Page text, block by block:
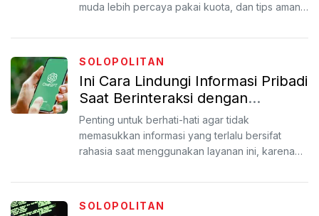
muda lebih percaya pakai kuota, dan tips aman
SOLOPOLITAN
Ini Cara Lindungi Informasi Pribadi
Saat Berinteraksi dengan
ChatGPT
Penting untuk berhati-hati agar tidak
memasukkan informasi yang terlalu bersifat
rahasia saat menggunakan layanan ini, karena
SOLOPOLITAN